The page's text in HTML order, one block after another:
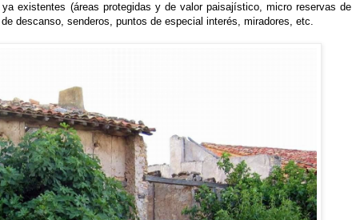
existentes (áreas protegidas y de valor paisajístico, micro reservas de
descanso, senderos, puntos de especial interés, miradores, etc.